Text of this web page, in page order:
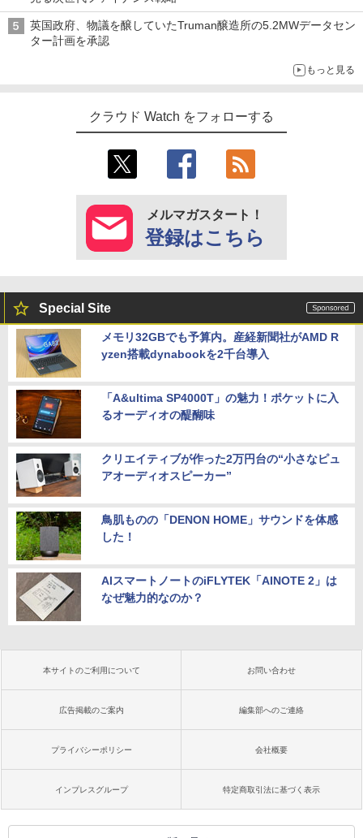
英国政府、物議を醸していたTruman醸造所の5.2MWデータセン
ター計画を承認
もっと見る
クラウド Watch をフォローする
メルマガスタート！
登録はこちら
Special Site
メモリ32GBでも予算内。産経新聞社がAMD R
yzen搭載dynabookを2千台導入
「A&ultima SP4000T」の魅力！ポケットに入
るオーディオの醍醐味
クリエイティブが作った2万円台の“小さなピュ
アオーディオスピーカー”
鳥肌ものの「DENON HOME」サウンドを体感
した！
AIスマートノートのiFLYTEK「AINOTE 2」は
なぜ魅力的なのか？
本サイトのご利用について お問い合わせ
広告掲載のご案内 編集部へのご連絡
プライバシーポリシー 会社概要
インプレスグループ 特定商取引法に基づく表示